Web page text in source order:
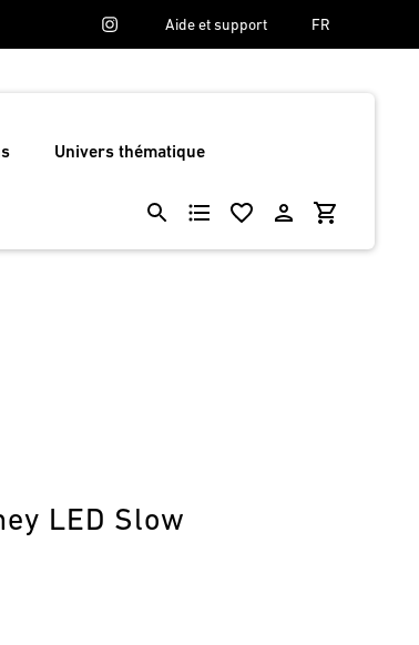
Aide et support FR
Univers thématique
LED Slow